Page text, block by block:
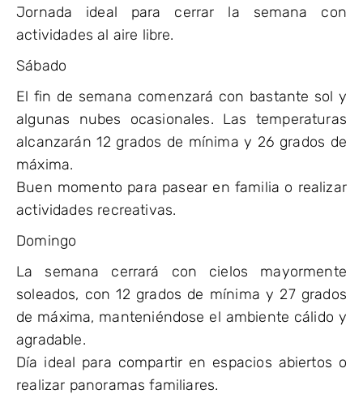
Jornada ideal para cerrar la semana con
actividades al aire libre.
Sábado
El fin de semana comenzará con bastante sol y
algunas nubes ocasionales. Las temperaturas
alcanzarán 12 grados de mínima y 26 grados de
máxima.
Buen momento para pasear en familia o realizar
actividades recreativas.
Domingo
La semana cerrará con cielos mayormente
soleados, con 12 grados de mínima y 27 grados
de máxima, manteniéndose el ambiente cálido y
agradable.
Día ideal para compartir en espacios abiertos o
realizar panoramas familiares.